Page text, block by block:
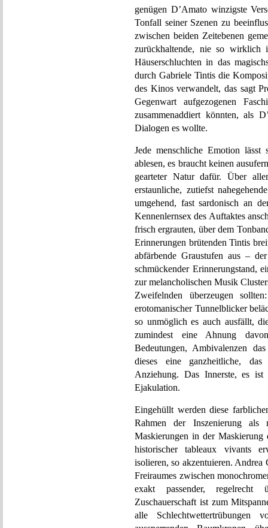
genügen D’Amato winzigste
Tonfall seiner Szenen zu
zwischen beiden Zeitebenen
zurückhaltende, nie so wirklich
Häuserschluchten in das
durch Gabriele Tintis die
des Kinos verwandelt, das sagt
Gegenwart aufgezogenen
zusammenaddiert könnten, als
Dialogen es wollte.
Jede menschliche Emotion
ablesen, es braucht keinen
gearteter Natur dafür. Über
erstaunliche, zutiefst
umgehend, fast sardonisch an
Kennenlernsex des Auftaktes
frisch ergrauten, über dem
Erinnerungen brütenden Tintis
abfärbende Graustufen aus –
schmückender Erinnerungstand,
zur melancholischen Musik
Zweifelnden überzeugen
erotomanischer Tunnelblicker
so unmöglich es auch ausfällt,
zumindest eine Ahnung
Bedeutungen, Ambivalenzen
dieses eine ganzheitliche, das
Anziehung. Das Innerste, es
Ejakulation.
Eingehüllt werden diese
Rahmen der Inszenierung als
Maskierungen in der
historischer tableaux vivants
isolieren, so akzentuieren.
Freiraumes zwischen
exakt passender, regelrecht
Zuschauerschaft ist zum
alle Schlechtwettertrübungen